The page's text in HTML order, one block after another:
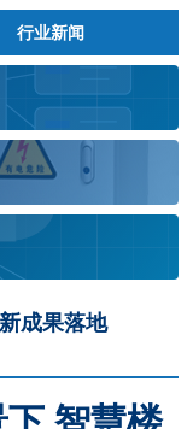
行业新闻
成果落地